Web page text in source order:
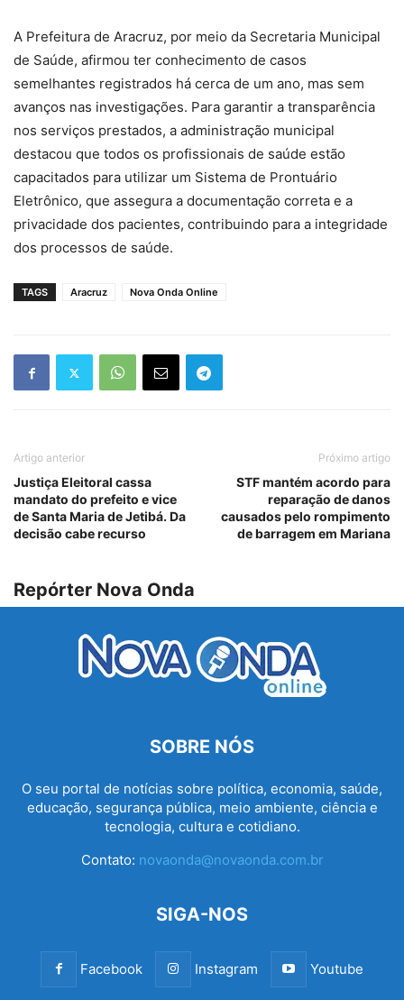
A Prefeitura de Aracruz, por meio da Secretaria Municipal
de Saúde, afirmou ter conhecimento de casos
semelhantes registrados há cerca de um ano, mas sem
avanços nas investigações. Para garantir a transparência
nos serviços prestados, a administração municipal
destacou que todos os profissionais de saúde estão
capacitados para utilizar um Sistema de Prontuário
Eletrônico, que assegura a documentação correta e a
privacidade dos pacientes, contribuindo para a integridade
dos processos de saúde.
TAGS Aracruz Nova Onda Online
Artigo anterior
Justiça Eleitoral cassa
mandato do prefeito e vice
de Santa Maria de Jetibá. Da
decisão cabe recurso
Próximo artigo
STF mantém acordo para
reparação de danos
causados pelo rompimento
de barragem em Mariana
Repórter Nova Onda
SOBRE NÓS
O seu portal de notícias sobre política, economia, saúde,
educação, segurança pública, meio ambiente, ciência e
tecnologia, cultura e cotidiano.
Contato: novaonda@novaonda.com.br
SIGA-NOS
Facebook Instagram Youtube